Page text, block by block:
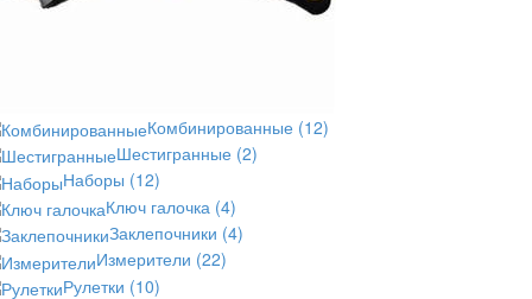
Комбинированные (12)
Шестигранные (2)
Наборы (12)
Ключ галочка (4)
Заклепочники (4)
Измерители (22)
Рулетки (10)